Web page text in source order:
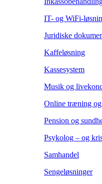
IT- og WiFi-
Juridiske
Kaffeløsning
Kassesystem
Musik og
Online træning og
Pension og
Psykolog – og
Samhandel
Sengeløsninger